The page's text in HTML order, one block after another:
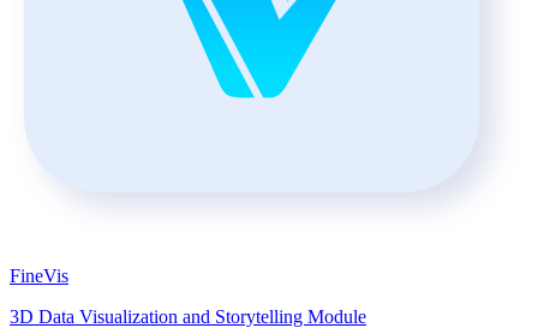
FineVis
3D Data Visualization and Storytelling Module